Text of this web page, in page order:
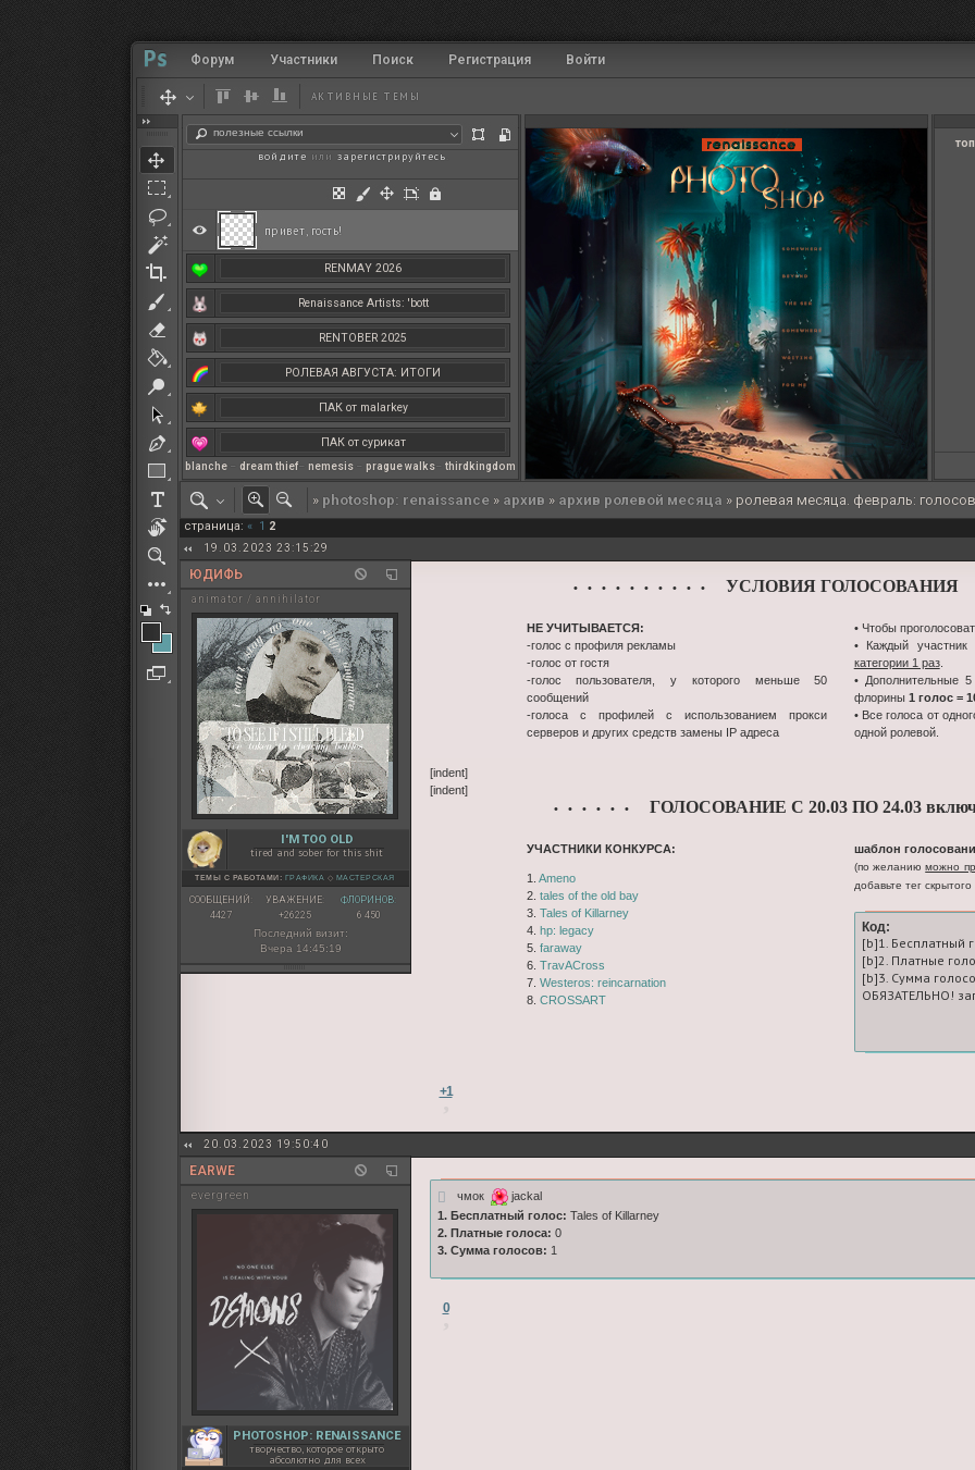
RENMAY 2026
Renaissance Artists: 'bott
RENTOBER 2025
РОЛЕВАЯ АВГУСТА: ИТОГИ
ПАК от malarkey
ПАК от сурикат
РЕНМАЙ
РОЛЕВАЯ МАРТА: ИТОГИ
полезные ссылки
blanche– dream thief– nemesis– prague walks– thirdkingdom
Форум Участники Поиск Регистрация Войти
АКТИВНЫЕ ТЕМЫ
привет, гость!
войдите или зарегистрируйтесь
» photoshop: renaissance » архив » архив ролевой месяца » ролевая месяца. февраль:
страница: « 1 2
19.03.2023 23:15:29
ЮДИФЬ
animator / annihilator
I'M TOO OLD
tired and sober for this shit
ТЕМЫ С РАБОТАМИ: ГРАФИКА ◇ МАСТЕРСКАЯ
СООБЩЕНИЙ:
4427
УВАЖЕНИЕ:
+26225
ФЛОРИНОВ:
6 450
Последний визит:
Вчера 14:45:19
• • • • • • • • • • УСЛОВИЯ ГОЛОСОВАНИЯ
НЕ УЧИТЫВАЕТСЯ:
-голос с профиля рекламы
-голос от гостя
-голос пользователя, у которого меньше 50
сообщений
-голоса с профилей с использованием прокси
серверов и других средств замены IP адреса
• Чтобы
• Каждый участник
категории 1 раз.
• Дополнительные
флорины 1 голос =
• Все голоса от
одной ролевой.
[indent]
[indent]
• • • • • •
ГОЛОСОВАНИЕ С 20.03 ПО 24.03
УЧАСТНИКИ КОНКУРСА:
1. Ameno
2. tales of the old bay
3. Tales of Killarney
4. hp: legacy
5. faraway
6. TravACross
7. Westeros: reincarnation
8. CROSSART
шаблон
(по желаниюможно
добавьте тег скрытого
Код:
[b]1. Бесплатный
[b]2. Платные
[b]3. Сумма
ОБЯЗАТЕЛЬНО!
+1
20.03.2023 19:50:40
EARWE
evergreen
PHOTOSHOP: RENAISSANCE
творчество, которое открыто
абсолютно для всех
чмок
jackal
1. Бесплатный голос: Tales of Killarney
2. Платные голоса: 0
3. Сумма голосов: 1
0